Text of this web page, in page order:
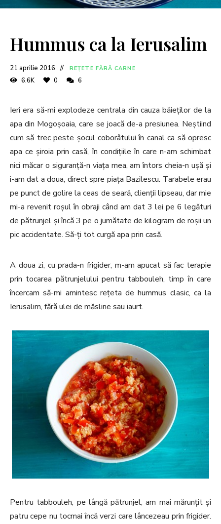
Hummus ca la Ierusalim
21 aprilie 2016 REȚETE FĂRĂ CARNE
6.6K 0 6
Ieri era să-mi explodeze centrala din cauza băieților de la
apa din Mogoșoaia, care se joacă de-a presiunea. Neștiind
cum să trec peste șocul coborâtului în canal ca să opresc
apa ce șiroia prin casă, în condițiile în care n-am schimbat
nici măcar o siguranță-n viața mea, am întors cheia-n ușă și
i-am dat a doua, direct spre piața Bazilescu. Tarabele erau
pe punct de golire la ceas de seară, clienții lipseau, dar mie
mi-a revenit roșul în obraji când am dat 3 lei pe 6 legături
de pătrunjel și încă 3 pe o jumătate de kilogram de roșii un
pic accidentate. Să-ți tot curgă apa prin casă.
A doua zi, cu prada-n frigider, m-am apucat să fac terapie
prin tocarea pătrunjelului pentru tabbouleh, timp în care
încercam să-mi amintesc rețeta de hummus clasic, ca la
Ierusalim, fără ulei de măsline sau iaurt.
Pentru tabbouleh, pe lângă pătrunjel, am mai mărunțit și
patru cepe nu tocmai încă verzi care lâncezeau prin frigider.